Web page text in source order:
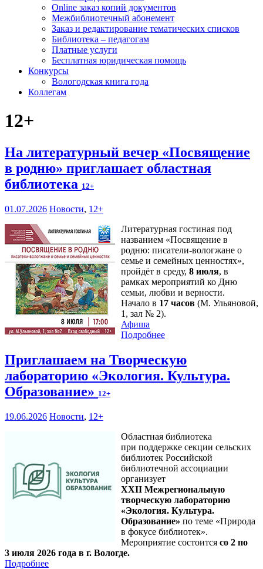
Online заказ копий документов
Межбиблиотечный абонемент
Заказ и редактирование тематических списков
Библиотека – педагогам
Платные услуги
Бесплатная юридическая помощь
Конкурсы
Вологодская книга года
Коллегам
12+
На литературный вечер «Посвящение
в родню» приглашает областная
библиотека 12+
01.07.2026 Новости, 12+
Литературная гостиная под
названием «Посвящение в
родню: писатели-вологжане о
семье и семейных ценностях»,
пройдёт в среду, 8 июля, в
рамках мероприятий ко Дню
семьи, любви и верности.
Начало в 17 часов (М. Ульяновой,
1, зал № 2).
Афиша
Подробнее
Приглашаем на Творческую
лабораторию «Экология. Культура.
Образование» 12+
19.06.2026 Новости, 12+
Областная библиотека
при поддержке секции сельских
библиотек Российской
библиотечной ассоциации
организует
XXII Межрегиональную
творческую лабораторию
«Экология. Культура.
Образование» по теме «Природа
в фокусе библиотек».
Мероприятие состоится со 2 по
3 июля 2026 года в г. Вологде.
Подробнее